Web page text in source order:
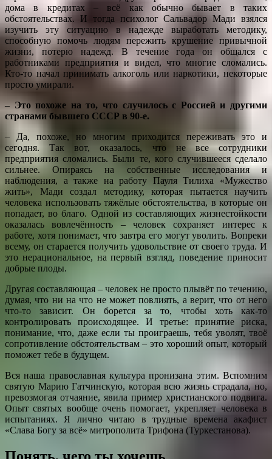
дома в кредитах – всё как обычно бывает в таких
обстоятельствах. И тогда психолог Сальвадор Мади взялся
изучить эту ситуацию в надежде выработать методику,
способную помочь людям пережить крушение привычной
жизни, потерю надежд. В течение года он общался с
работниками предприятия и видел, что многие сломались.
Кто-то начал принимать алкоголь или наркотики, некоторые
просто умирали.
– Это похоже на то, что случилось с Россией и другими
странами бывшего СССР в 90-е.
– Да, похоже, но многим приходится переживать это и
сегодня. Так вот, оказалось, что не все сотрудники
предприятия сломались. Были те, кого случившееся сделало
сильнее. Опираясь на собственные исследования и
наблюдения, а также на работу Пауля Тилиха «Мужество
жить», Мади создал методику, которая пытается научить
человека использовать тяжёлые обстоятельства, в которые он
попадает, во благо. Одной из составляющих жизнестойкости
оказалась вовлечённость – человек сохраняет интерес к
работе, хотя понимает, что завтра его могут уволить. Вопреки
всему, он старается получить удовольствие от своего труда. И
это нерациональное, на первый взгляд, поведение приносит
добрые плоды.
Другая составляющая – человек не просто плывёт по течению,
думая, что ни на что не может повлиять, а верит, что от него
что-то зависит. Он борется за то, чтобы хоть как-то
контролировать происходящее. И третье: принятие риска,
понимание, что, даже если ты проиграешь, тебя уволят, твоё
сопротивление обстоятельствам – это хороший опыт, который
поможет тебе в будущем.
Вся наша православная культура пронизана этим. Вспомним
святую Марию Гатчинскую, которая всю жизнь страдала, но,
превозмогая отчаяние, явила пример христианского подвига.
Опыт святых вообще очень помогает, укрепляет человека в
испытаниях. Я лично читаю в трудные времена акафист
«Слава Богу за всё» митрополита Трифона (Туркестанова).